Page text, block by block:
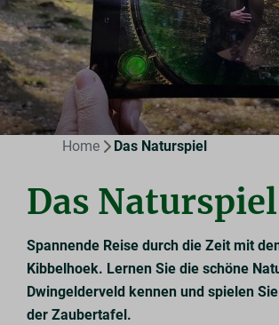
Home Das Naturspiel
Das Naturspiel
Spannende Reise durch die Zeit mit
Kibbelhoek. Lernen Sie die schöne
Dwingelderveld kennen und spielen
der Zaubertafel.